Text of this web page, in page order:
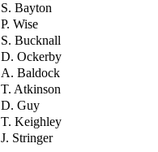
S. Bayton
P. Wise
S. Bucknall
D. Ockerby
A. Baldock
T. Atkinson
D. Guy
T. Keighley
J. Stringer